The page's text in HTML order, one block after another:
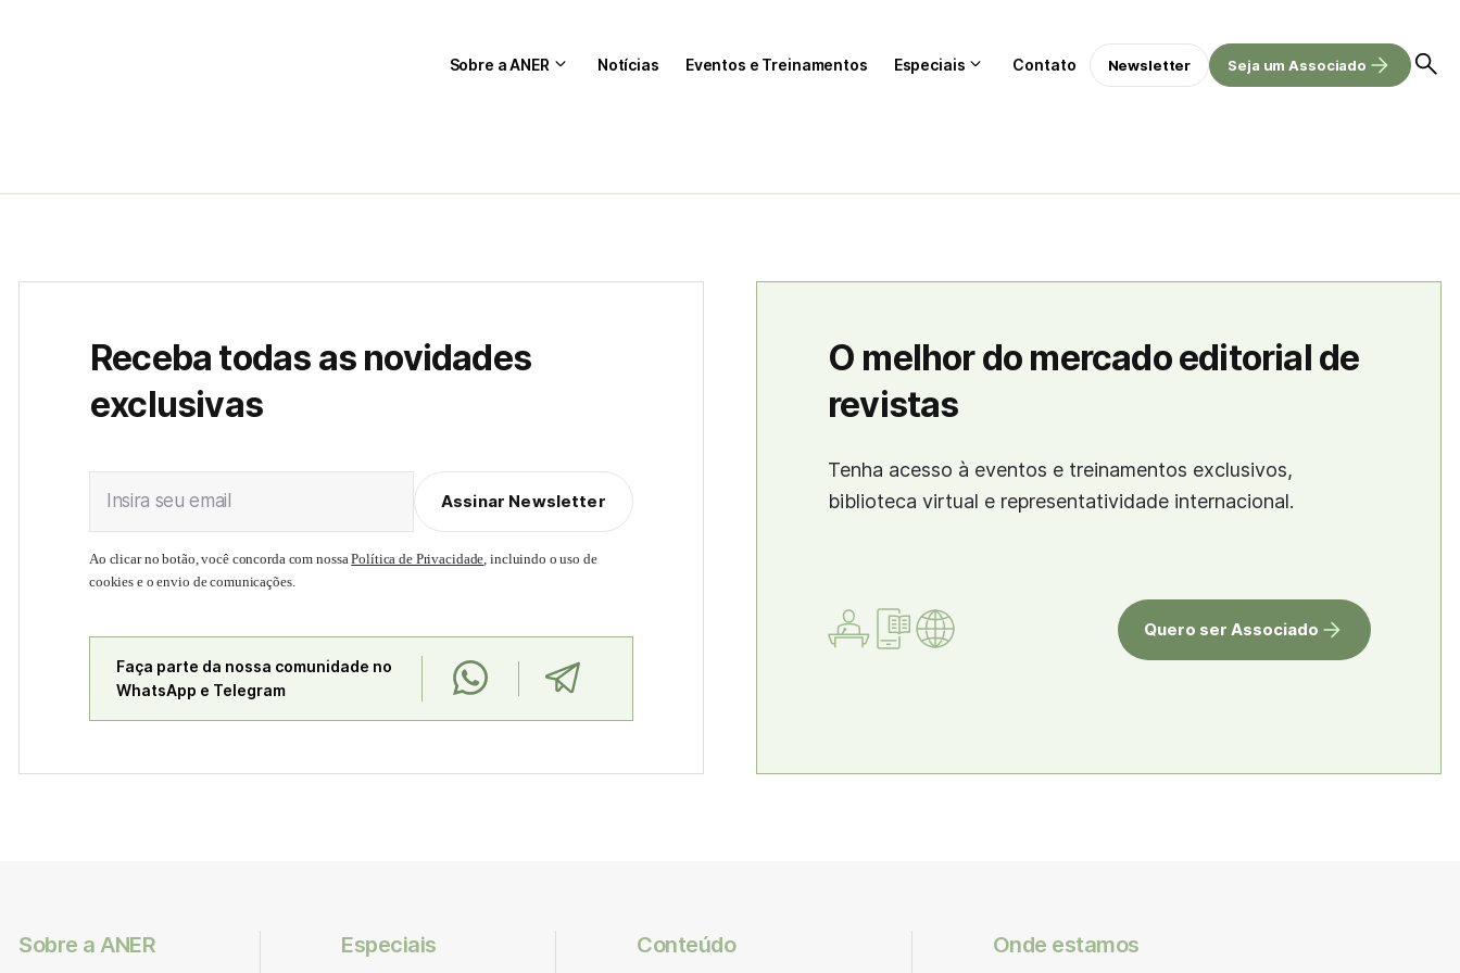
Sobre a ANER Notícias Eventos e Treinamentos Especiais Contato Newsletter Seja um Associado
Receba todas as novidades
exclusivas
Insira seu email Assinar Newsletter
Ao clicar no botão, você concorda com nossaPolítica de Privacidade, incluindo o uso de
cookies e o envio de comunicações.
Faça parte da nossa comunidade no
WhatsApp e Telegram
O melhor do mercado editorial de
revistas
Tenha acesso à eventos e treinamentos exclusivos,
biblioteca virtual e representatividade internacional.
Quero ser Associado
Sobre a ANER Especiais Conteúdo Onde estamos